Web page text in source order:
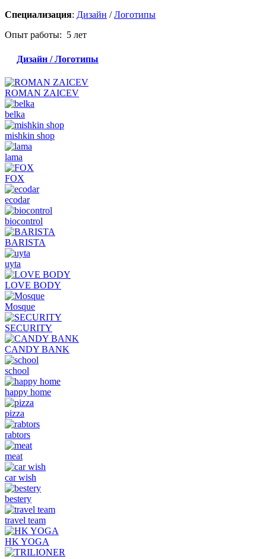
Специализация: Дизайн /Логотипы
Опыт работы: 5 лет
Дизайн / Логотипы
ROMAN ZAICEV
belka
mishkin shop
lama
FOX
ecodar
biocontrol
BARISTA
uyta
LOVE BODY
Mosque
SECURITY
CANDY BANK
school
happy home
pizza
rabtors
meat
car wish
bestery
travel team
HK YOGA